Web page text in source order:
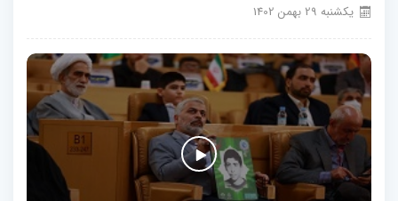
يكشنبه 29 بهمن 1402